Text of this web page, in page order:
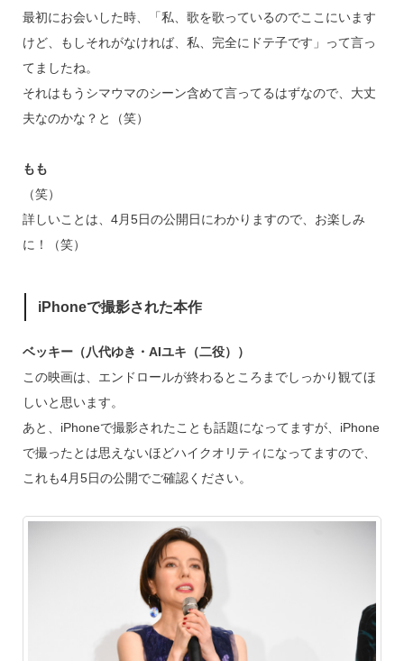
最初にお会いした時、「私、歌を歌っているのでここにいます
けど、もしそれがなければ、私、完全にドテ子です」って言っ
てましたね。
それはもうシマウマのシーン含めて言ってるはずなので、大丈
夫なのかな？と（笑）
もも
（笑）
詳しいことは、4月5日の公開日にわかりますので、お楽しみ
に！（笑）
iPhoneで撮影された本作
ベッキー（八代ゆき・AIユキ（二役））
この映画は、エンドロールが終わるところまでしっかり観てほ
しいと思います。
あと、iPhoneで撮影されたことも話題になってますが、iPhone
で撮ったとは思えないほどハイクオリティになってますので、
これも4月5日の公開でご確認ください。